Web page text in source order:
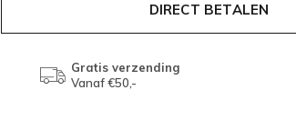
DIRECT BETALEN
Gratis verzending
Vanaf €50,-